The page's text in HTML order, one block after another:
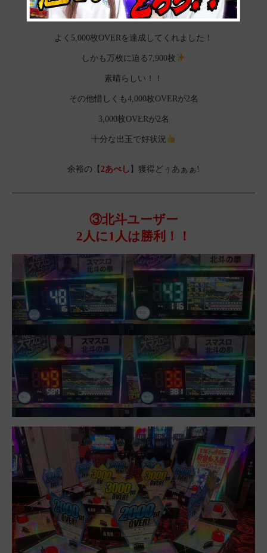
大量出玉獲得は難しいもんね…
よく5,000枚OVERを達成してくれました！
しかも万枚に迫る7,900枚
素晴らしい！！
その他惜しくも4,000枚OVERが2名
3,000枚OVERが2名
十分な出玉で好状況
余裕の【 2あべし 】獲得どぅあぁぁ!
③北斗ユーザー
2人に1人は勝利！！